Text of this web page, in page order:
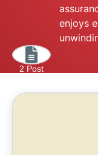
enjoys
2 Post